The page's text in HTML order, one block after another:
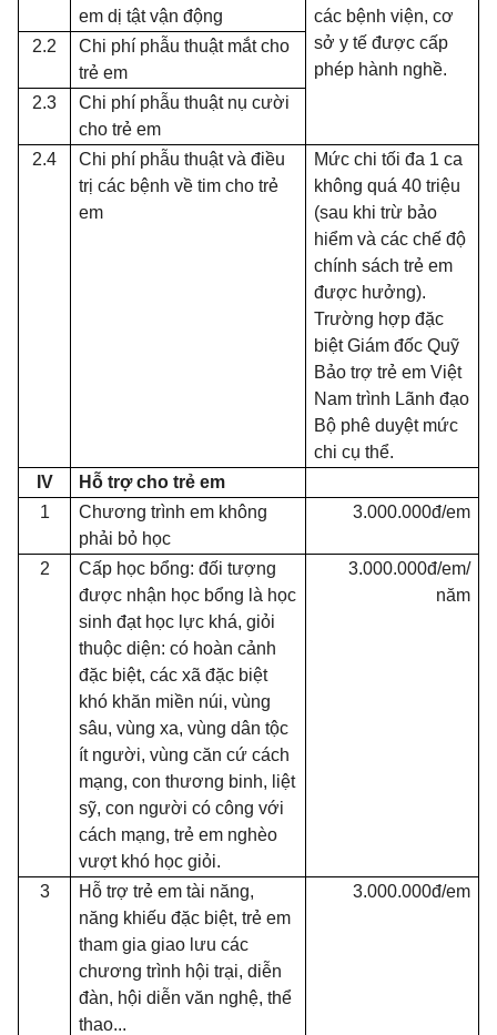
em dị tật vận động
các bệnh viện, cơ
sở y tế được cấp
phép hành nghề.
2.2
Chi phí phẫu thuật mắt cho
trẻ em
2.3
Chi phí phẫu thuật nụ cười
cho trẻ em
2.4
Chi phí phẫu thuật và điều
trị các bệnh về tim cho trẻ
em
Mức chi tối đa 1 ca
không quá 40 triệu
(sau khi trừ bảo
hiểm và các chế độ
chính sách trẻ em
được hưởng).
Trường hợp đặc
biệt Giám đốc Quỹ
Bảo trợ trẻ em Việt
Nam trình Lãnh đạo
Bộ phê duyệt mức
chi cụ thể.
IV
Hỗ trợcho trẻ em
1
Chương trình em không
phải bỏ học
3.000.000đ/em
2
Cấp học bổng: đối tượng
được nhận học bổng là học
sinh đạt học lực khá, giỏi
thuộc diện: có hoàn cảnh
đặc biệt, các xã đặc biệt
khó khăn miền núi, vùng
sâu, vùng xa, vùng dân tộc
ít người, vùng căn cứ cách
mạng, con thương binh, liệt
sỹ, con người có công với
cách mạng, trẻ em nghèo
vượt khó học giỏi.
3.000.000đ/em/
năm
3
Hỗ trợ trẻ em tài năng,
năng khiếu đặc biệt, trẻ em
tham gia giao lưu các
chương trình hội trại, diễn
đàn, hội diễn văn nghệ, thể
thao...
3.000.000đ/em